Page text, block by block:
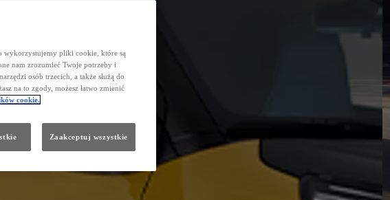
wykorzystujemy pliki cookie, które są
nam zrozumieć Twoje potrzeby i
osób trzecich, a także służą do
na to zgody, możesz łatwo zmienić
cookie.
Zaakceptuj wszystkie